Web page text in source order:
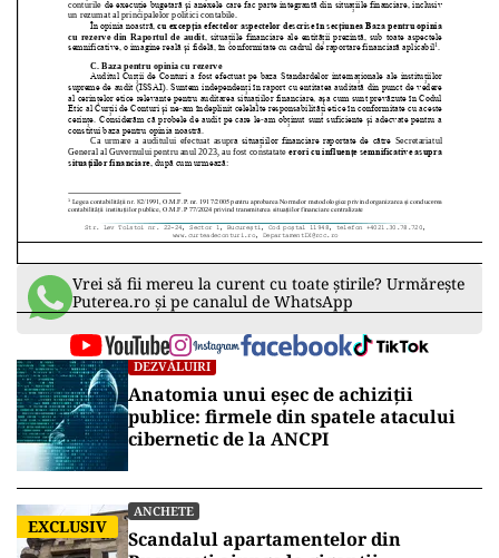
Vrei să fii mereu la curent cu toate știrile? Urmărește
Puterea.ro și pe canalul de WhatsApp
DEZVĂLUIRI
Anatomia unui eșec de achiziții
publice: firmele din spatele atacului
cibernetic de la ANCPI
EXCLUSIV
ANCHETE
Scandalul apartamentelor din